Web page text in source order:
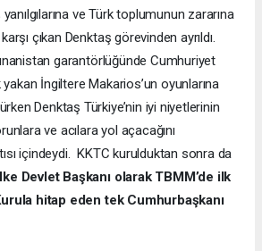
ve Türk toplumunun zararına
çıkan Denktaş görevinden ayrıldı.
garantörlüğünde Cumhuriyet
yakan İngiltere Makarios’un oyunlarına
Denktaş Türkiye’nin iyi niyetlerinin
ve acılara yol açacağını
içindeydi. KKTC kurulduktan sonra da
Devlet Başkanı olarak TBMM’de ilk
hitap eden tek Cumhurbaşkanı